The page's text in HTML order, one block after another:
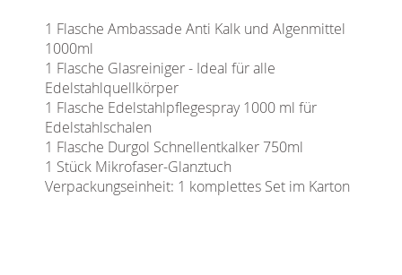
1 Flasche Ambassade Anti Kalk und Algenmittel
1000ml
1 Flasche Glasreiniger - Ideal für alle
Edelstahlquellkörper
1 Flasche Edelstahlpflegespray 1000 ml für
Edelstahlschalen
1 Flasche Durgol Schnellentkalker 750ml
1 Stück Mikrofaser-Glanztuch
Verpackungseinheit: 1 komplettes Set im Karton